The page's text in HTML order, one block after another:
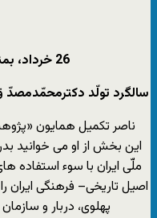
26 خرداد، بمناسبت صد و سیُ امین
سالگرد تولّد دکترمحمّدمصدّ
ناصر تکمیل همایون
این بخش از او می ‏خوانید
ملّی ایران با سوء استفاده
اصیل تاریخی– فرهنگی ایران
پهلوی، دربار و